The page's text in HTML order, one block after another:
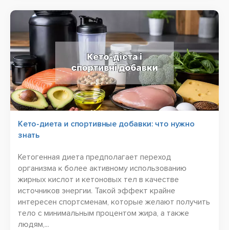
Кето-диета и спортивные добавки: что нужно
знать
Кетогенная диета предполагает переход
организма к более активному использованию
жирных кислот и кетоновых тел в качестве
источников энергии. Такой эффект крайне
интересен спортсменам, которые желают получить
тело с минимальным процентом жира, а также
людям,...